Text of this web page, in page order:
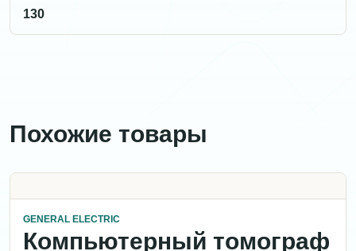
130
Похожие товары
GENERAL ELECTRIC
Компьютерный томограф